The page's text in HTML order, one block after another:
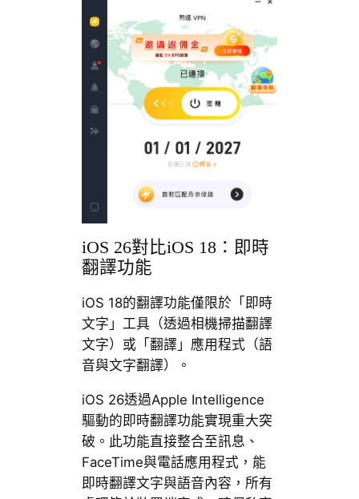
iOS 26對比iOS 18：即時
翻譯功能
iOS 18的翻譯功能僅限於「即時
文字」工具（透過相機掃描翻譯
文字）或「翻譯」應用程式（語
音與文字翻譯）。
iOS 26透過Apple Intelligence
驅動的即時翻譯功能實現重大突
破。此功能直接整合至訊息、
FaceTime與電話應用程式，能
即時翻譯文字與語音內容，所有